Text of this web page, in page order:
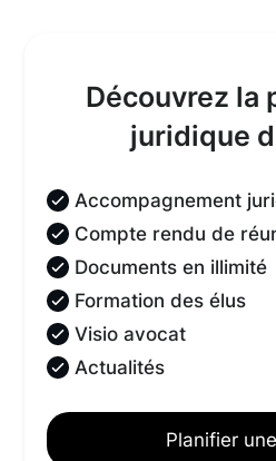
Découvrez la
juridique
Accompagnement
Compte rendu de
Documents en illimité
Formation des élus
Visio avocat
Actualités
Planifier